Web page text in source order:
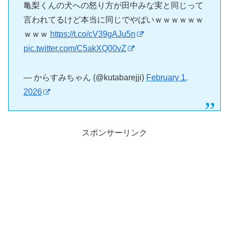
亀梨くんの犬への怒り方が田中みな実と同じって
言われてるけど本当に同じでやばいｗｗｗｗｗｗ
ｗｗｗ https://t.co/cV39gAJu5n
pic.twitter.com/C5akXQ00vZ
— からすみちゃん (@kutabarejji) February 1,
2026
スポンサーリンク